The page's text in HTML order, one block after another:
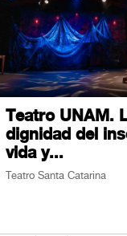
Teatro UNAM.
dignidad del
vida y...
Teatro Santa Catarina